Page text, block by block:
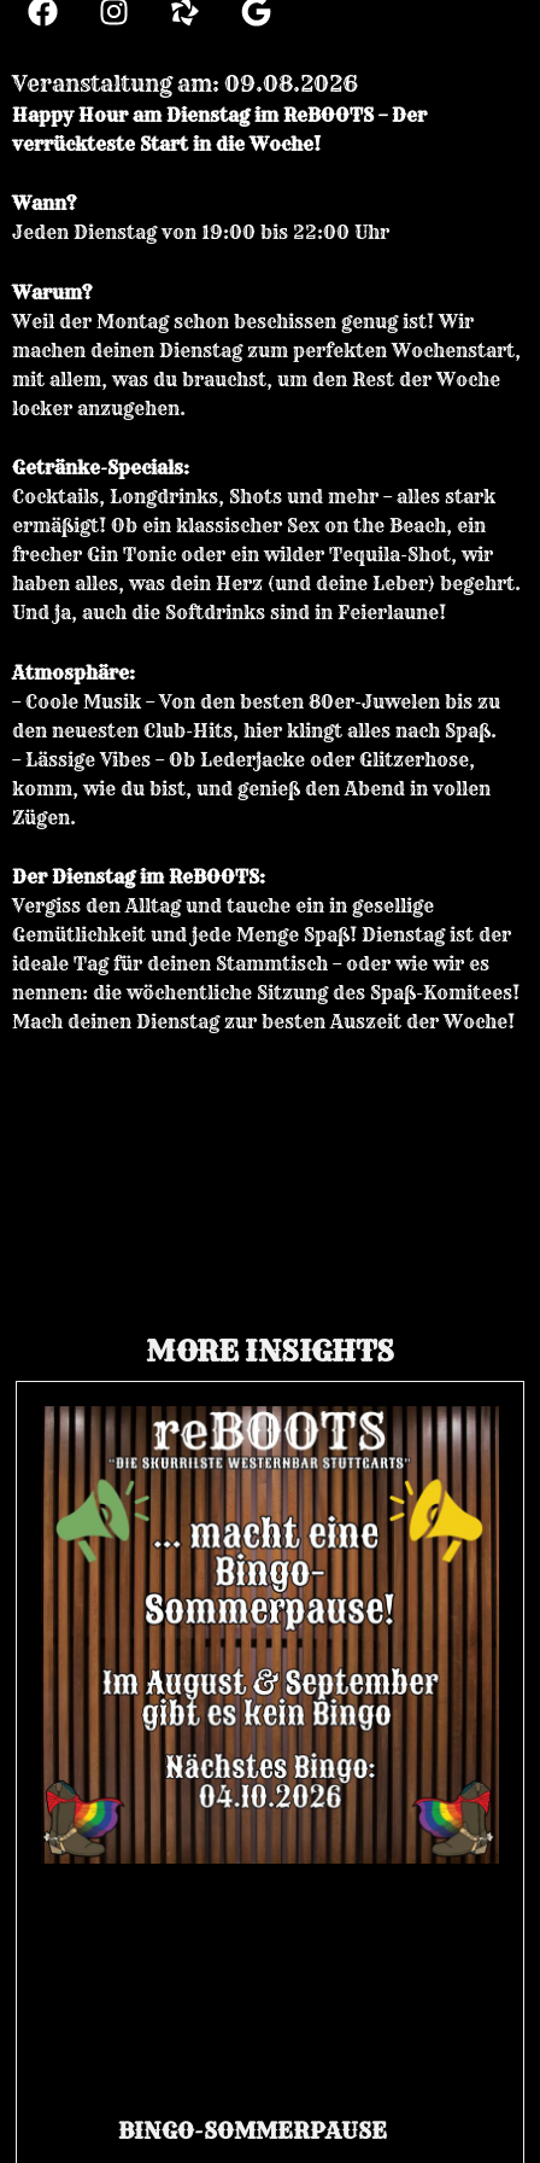
a
e
b
o
k
n
t
a
g
m
Veranstaltung am: 09.08.2026
Happy Hour am Dienstag im ReBOOTS – Der
verrückteste Start in die Woche!
Wann?
Jeden Dienstag von 19:00 bis 22:00 Uhr
Warum?
Weil der Montag schon beschissen genug ist! Wir
machen deinen Dienstag zum perfekten Wochenstart,
mit allem, was du brauchst, um den Rest der Woche
locker anzugehen.
Getränke-Specials:
Cocktails, Longdrinks, Shots und mehr – alles stark
ermäßigt! Ob ein klassischer Sex on the Beach, ein
frecher Gin Tonic oder ein wilder Tequila-Shot, wir
haben alles, was dein Herz (und deine Leber) begehrt.
Und ja, auch die Softdrinks sind in Feierlaune!
Atmosphäre:
– Coole Musik – Von den besten 80er-Juwelen bis zu
den neuesten Club-Hits, hier klingt alles nach Spaß.
– Lässige Vibes – Ob Lederjacke oder Glitzerhose,
komm, wie du bist, und genieß den Abend in vollen
Zügen.
Der Dienstag im ReBOOTS:
Vergiss den Alltag und tauche ein in gesellige
Gemütlichkeit und jede Menge Spaß! Dienstag ist der
ideale Tag für deinen Stammtisch – oder wie wir es
nennen: die wöchentliche Sitzung des Spaß-Komitees!
Mach deinen Dienstag zur besten Auszeit der Woche!
MORE INSIGHTS
BINGO-SOMMERPAUSE